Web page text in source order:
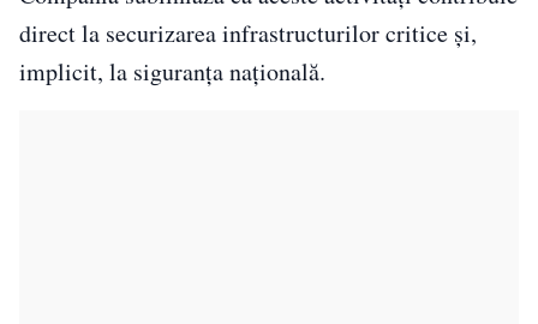
direct la securizarea infrastructurilor critice și,
implicit, la siguranța națională.